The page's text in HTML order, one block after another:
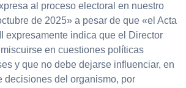
al proceso electoral en nuestro
de 2025» a pesar de que «el Acta
expresamente indica que el Director
en cuestiones políticas
y que no debe dejarse influenciar, en
decisiones del organismo, por